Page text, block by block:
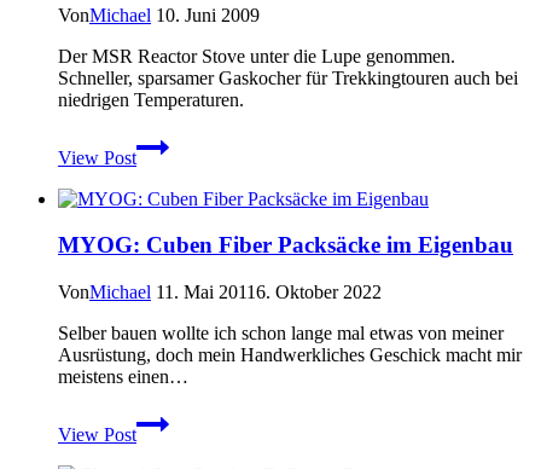
des
Rucksacks
VonMichael 10. Juni 2009
Der MSR Reactor Stove unter die Lupe genommen.
Schneller, sparsamer Gaskocher für Trekkingtouren auch bei
niedrigen Temperaturen.
View Post
Gaskocher
Vorstellung:
Reactor
MYOG: Cuben Fiber Packsäcke im Eigenbau
VonMichael 11. Mai 20116. Oktober 2022
Selber bauen wollte ich schon lange mal etwas von meiner
Ausrüstung, doch mein Handwerkliches Geschick macht mir
meistens einen…
View Post
MYOG:
Cuben